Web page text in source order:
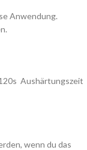
Anwendung.
Aushärtungszeit
wenn du das